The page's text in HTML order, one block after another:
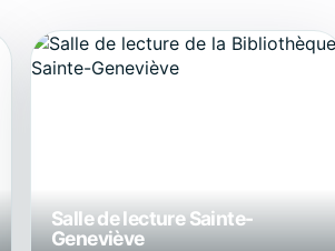
Salle de lecture Sainte-
Geneviève